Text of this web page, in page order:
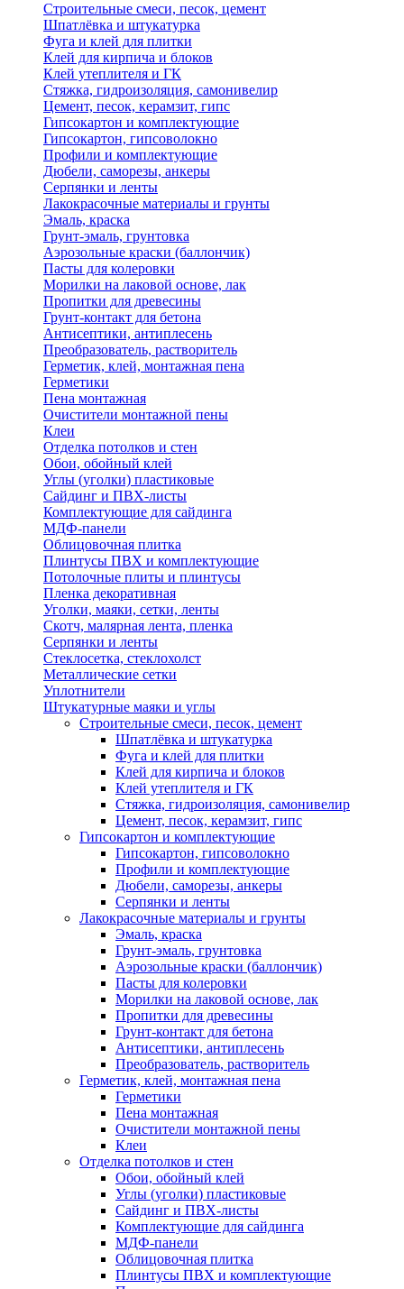
Строительные смеси, песок, цемент
Шпатлёвка и штукатурка
Фуга и клей для плитки
Клей для кирпича и блоков
Клей утеплителя и ГК
Стяжка, гидроизоляция, самонивелир
Цемент, песок, керамзит, гипс
Гипсокартон и комплектующие
Гипсокартон, гипсоволокно
Профили и комплектующие
Дюбели, саморезы, анкеры
Серпянки и ленты
Лакокрасочные материалы и грунты
Эмаль, краска
Грунт-эмаль, грунтовка
Аэрозольные краски (баллончик)
Пасты для колеровки
Морилки на лаковой основе, лак
Пропитки для древесины
Грунт-контакт для бетона
Антисептики, антиплесень
Преобразователь, растворитель
Герметик, клей, монтажная пена
Герметики
Пена монтажная
Очистители монтажной пены
Клеи
Отделка потолков и стен
Обои, обойный клей
Углы (уголки) пластиковые
Сайдинг и ПВХ-листы
Комплектующие для сайдинга
МДФ-панели
Облицовочная плитка
Плинтусы ПВХ и комплектующие
Потолочные плиты и плинтусы
Пленка декоративная
Уголки, маяки, сетки, ленты
Скотч, малярная лента, пленка
Серпянки и ленты
Стеклосетка, стеклохолст
Металлические сетки
Уплотнители
Штукатурные маяки и углы
Строительные смеси, песок, цемент
Шпатлёвка и штукатурка
Фуга и клей для плитки
Клей для кирпича и блоков
Клей утеплителя и ГК
Стяжка, гидроизоляция, самонивелир
Цемент, песок, керамзит, гипс
Гипсокартон и комплектующие
Гипсокартон, гипсоволокно
Профили и комплектующие
Дюбели, саморезы, анкеры
Серпянки и ленты
Лакокрасочные материалы и грунты
Эмаль, краска
Грунт-эмаль, грунтовка
Аэрозольные краски (баллончик)
Пасты для колеровки
Морилки на лаковой основе, лак
Пропитки для древесины
Грунт-контакт для бетона
Антисептики, антиплесень
Преобразователь, растворитель
Герметик, клей, монтажная пена
Герметики
Пена монтажная
Очистители монтажной пены
Клеи
Отделка потолков и стен
Обои, обойный клей
Углы (уголки) пластиковые
Сайдинг и ПВХ-листы
Комплектующие для сайдинга
МДФ-панели
Облицовочная плитка
Плинтусы ПВХ и комплектующие